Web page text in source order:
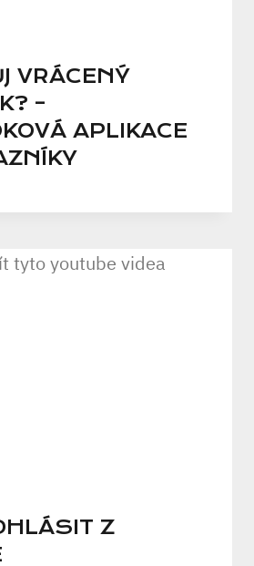
VRÁCENÝ
–
APLIKACE
Z